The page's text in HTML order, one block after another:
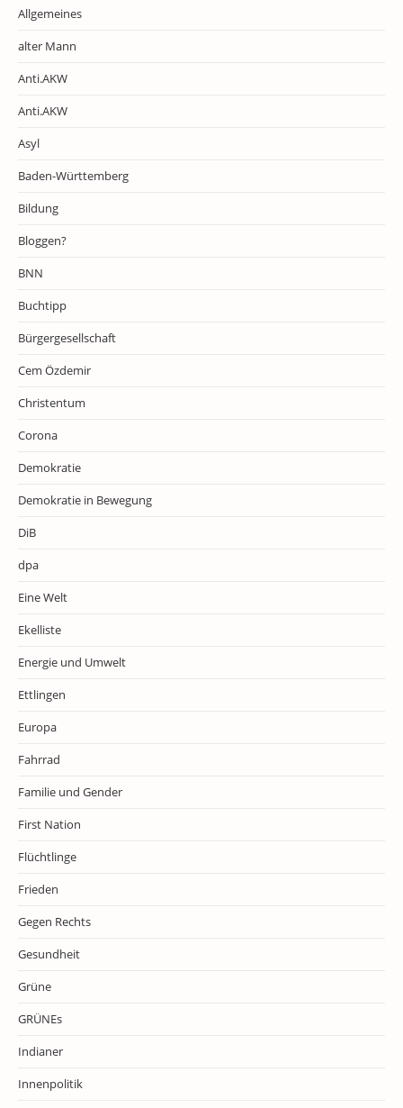
Allgemeines
alter Mann
Anti.AKW
Anti.AKW
Asyl
Baden-Württemberg
Bildung
Bloggen?
BNN
Buchtipp
Bürgergesellschaft
Cem Özdemir
Christentum
Corona
Demokratie
Demokratie in Bewegung
DiB
dpa
Eine Welt
Ekelliste
Energie und Umwelt
Ettlingen
Europa
Fahrrad
Familie und Gender
First Nation
Flüchtlinge
Frieden
Gegen Rechts
Gesundheit
Grüne
GRÜNEs
Indianer
Innenpolitik